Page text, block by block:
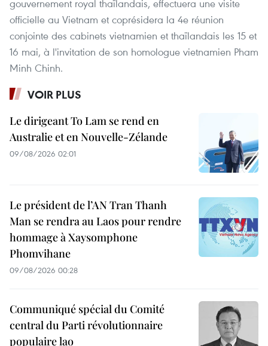
gouvernement royal thaïlandais, effectuera une visite
officielle au Vietnam et coprésidera la 4e réunion
conjointe des cabinets vietnamien et thaïlandais les 15 et
16 mai, à l'invitation de son homologue vietnamien Pham
Minh Chinh.
VOIR PLUS
Le dirigeant To Lam se rend en
Australie et en Nouvelle-Zélande
09/08/2026 02:01
Le président de l’AN Tran Thanh
Man se rendra au Laos pour rendre
hommage à Xaysomphone
Phomvihane
09/08/2026 00:28
Communiqué spécial du Comité
central du Parti révolutionnaire
populaire lao